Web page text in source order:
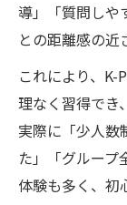
導」「質問しや
との距離感の近
これにより、K-
理なく習得でき
実際に「少人数
た」「グループ
体験も多く、初